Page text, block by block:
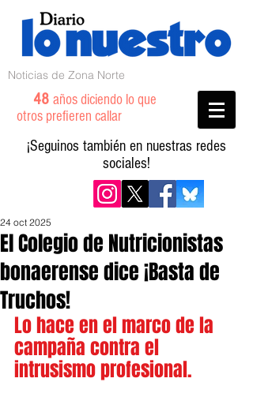
Noticias de Zona Norte
48 años diciendo lo que
otros prefieren callar
¡Seguinos también en nuestras redes
sociales!
El Colegio de Nutricionistas
bonaerense dice ¡Basta de
Truchos!
24 oct 2025
Lo hace en el marco de la
campaña contra el
intrusismo profesional.